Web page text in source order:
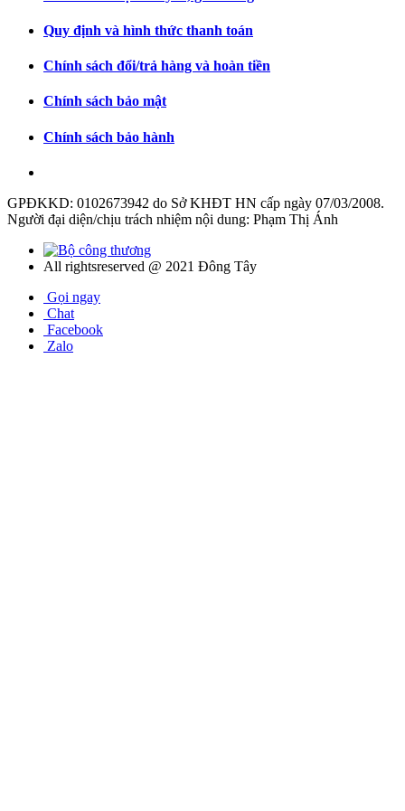
Quy định và hình thức thanh toán
Chính sách đổi/trả hàng và hoàn tiền
Chính sách bảo mật
Chính sách bảo hành
GPĐKKD: 0102673942 do Sở KHĐT HN cấp ngày 07/03/2008.
Người đại diện/chịu trách nhiệm nội dung: Phạm Thị Ánh
All rightsreserved @ 2021 Đông Tây
Gọi ngay
Chat
Facebook
Zalo